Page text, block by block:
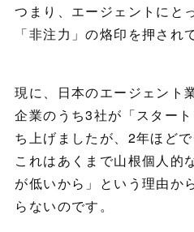
つまり、エージェントにと
「非注力」の烙印を押され
現に、日本のエージェント
企業のうち3社が「スター
ち上げましたが、2年ほど
これはあくまで山根個人的
が低いから」という理由か
らないのです。